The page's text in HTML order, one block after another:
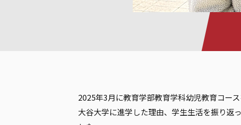
2025年3月に教育学部教育学科幼児教育コー
大谷大学に進学した理由、学生生活を振り返